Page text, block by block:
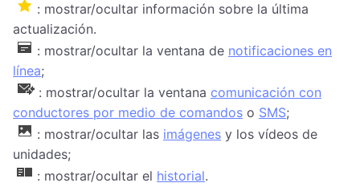
: mostrar/ocultar información sobre la última
actualización.
: mostrar/ocultar la ventana de notificaciones en
línea;
: mostrar/ocultar la ventana comunicación con
conductores por medio de comandos o SMS;
: mostrar/ocultar las imágenes y los vídeos de
unidades;
: mostrar/ocultar el historial.